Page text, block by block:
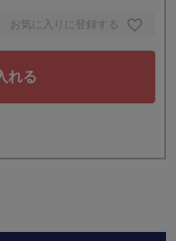
お気に入りに登録する
れる